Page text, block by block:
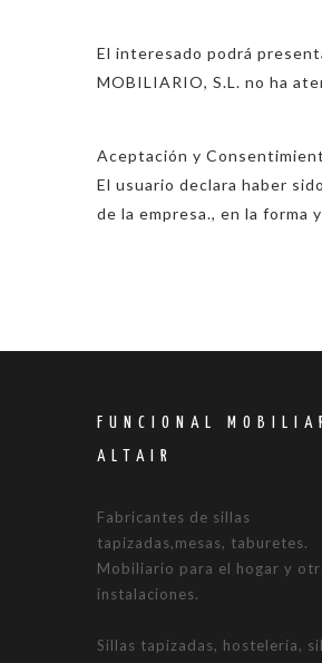
El interesado podrá
MOBILIARIO, S.L. no ha
Aceptación y
El usuario declara haber
de la empresa., en la forma
FUNCIONAL
ALTAIR
Fabricantes de sillas
tapizadas,mesas, taburetes.
Mobiliario para el hogar y
instalaciones.
Sillas tapizadas, hostelería,